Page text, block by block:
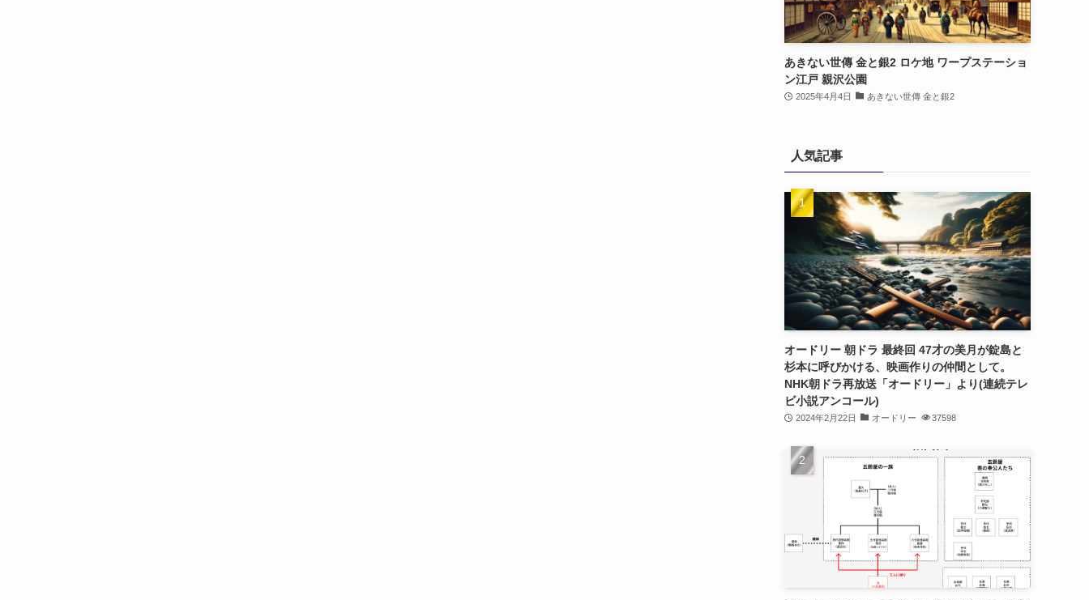
あきない世傳 金と銀2 ロケ地 ワープステーショ
ン江戸 親沢公園
2025年4月4日 あきない世傳 金と銀2
人気記事
オードリー 朝ドラ 最終回 47才の美月が錠島と
杉本に呼びかける、映画作りの仲間として。
NHK朝ドラ再放送「オードリー」より(連続テレ
ビ小説アンコール)
2024年2月22日 オードリー 37598